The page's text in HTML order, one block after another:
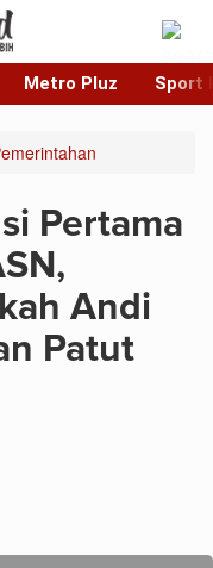
Metro Pluz Sport
Pertama
Andi
Patut